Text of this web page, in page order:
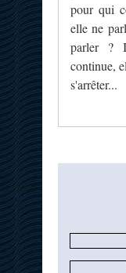
pour qui
elle ne
parler ?
continue,
s'arrêter...